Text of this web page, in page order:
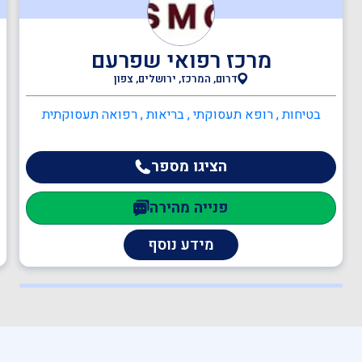
אדריכלים
ענף הבנייה
יועצים משפטיים
מהנדסים והנדסאים
מרכז רפואי שפרעם
דרום, המרכז, ירושלים, צפון
בטיחות , רופא תעסוקתי , בריאות , רפואה תעסוקתית
הציגו מספר
פנייה מהירה
מידע נוסף